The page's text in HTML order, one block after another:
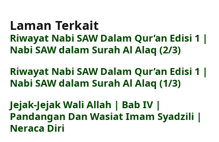
Laman Terkait
Riwayat Nabi SAW Dalam Qur’an Edisi 1 |
Nabi SAW dalam Surah Al Alaq (2/3)
Riwayat Nabi SAW Dalam Qur’an Edisi 1 |
Nabi SAW dalam Surah Al Alaq (1/3)
Jejak-Jejak Wali Allah | Bab IV |
Pandangan Dan Wasiat Imam Syadzili |
Neraca Diri